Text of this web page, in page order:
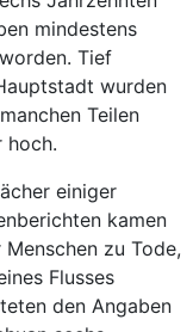
mindestens
Tief
wurden
Teilen
hoch.
einiger
kamen
zu Tode,
Flusses
den Angaben